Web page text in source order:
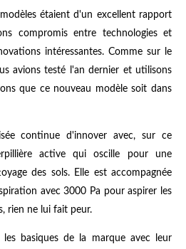
étaient d'un excellent rapport
compromis entre technologies et
intéressantes. Comme sur le
avions testé l'an dernier et utilisons
que ce nouveau modèle soit dans
continue d'innover avec, sur ce
active qui oscille pour une
des sols. Elle est accompagnée
avec 3000 Pa pour aspirer les
rien ne lui fait peur.
basiques de la marque avec leur